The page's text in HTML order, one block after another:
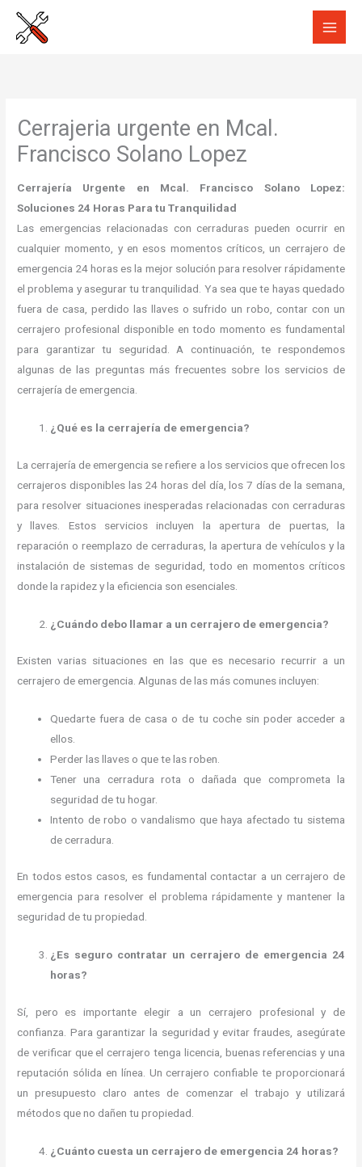
Cerrajeria urgente en Mcal.
Francisco Solano Lopez
Cerrajería Urgente en Mcal. Francisco Solano Lopez:
Soluciones 24 Horas Para tu Tranquilidad
Las emergencias relacionadas con cerraduras pueden ocurrir en
cualquier momento, y en esos momentos críticos, un cerrajero de
emergencia 24 horas es la mejor solución para resolver rápidamente
el problema y asegurar tu tranquilidad. Ya sea que te hayas quedado
fuera de casa, perdido las llaves o sufrido un robo, contar con un
cerrajero profesional disponible en todo momento es fundamental
para garantizar tu seguridad. A continuación, te respondemos
algunas de las preguntas más frecuentes sobre los servicios de
cerrajería de emergencia.
¿Qué es la cerrajería de emergencia?
La cerrajería de emergencia se refiere a los servicios que ofrecen los
cerrajeros disponibles las 24 horas del día, los 7 días de la semana,
para resolver situaciones inesperadas relacionadas con cerraduras
y llaves. Estos servicios incluyen la apertura de puertas, la
reparación o reemplazo de cerraduras, la apertura de vehículos y la
instalación de sistemas de seguridad, todo en momentos críticos
donde la rapidez y la eficiencia son esenciales.
¿Cuándo debo llamar a un cerrajero de emergencia?
Existen varias situaciones en las que es necesario recurrir a un
cerrajero de emergencia. Algunas de las más comunes incluyen:
Quedarte fuera de casa o de tu coche sin poder acceder a
ellos.
Perder las llaves o que te las roben.
Tener una cerradura rota o dañada que comprometa la
seguridad de tu hogar.
Intento de robo o vandalismo que haya afectado tu sistema
de cerradura.
En todos estos casos, es fundamental contactar a un cerrajero de
emergencia para resolver el problema rápidamente y mantener la
seguridad de tu propiedad.
¿Es seguro contratar un cerrajero de emergencia 24
horas?
Sí, pero es importante elegir a un cerrajero profesional y de
confianza. Para garantizar la seguridad y evitar fraudes, asegúrate
de verificar que el cerrajero tenga licencia, buenas referencias y una
reputación sólida en línea. Un cerrajero confiable te proporcionará
un presupuesto claro antes de comenzar el trabajo y utilizará
métodos que no dañen tu propiedad.
¿Cuánto cuesta un cerrajero de emergencia 24 horas?